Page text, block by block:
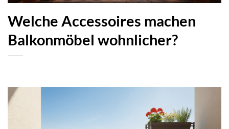
Welche Accessoires machen
Balkonmöbel wohnlicher?